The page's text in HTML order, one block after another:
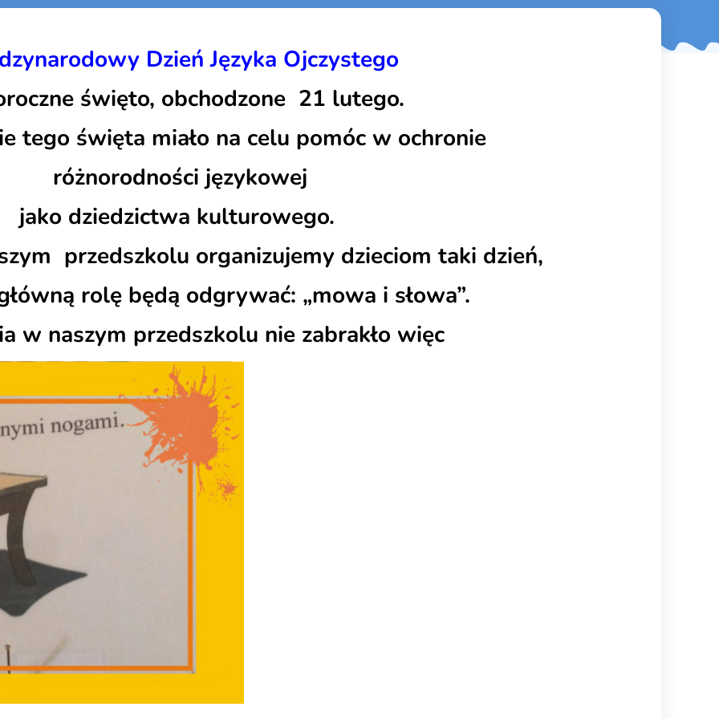
Dzień Języka Ojczystego
święto, obchodzone 21 lutego.
tego święta miało na celu pomóc w ochronie
różnorodności językowej
jako dziedzictwa kulturowego.
przedszkolu organizujemy dzieciom taki dzień,
rolę będą odgrywać: „mowa i słowa”.
w naszym przedszkolu nie zabrakło więc